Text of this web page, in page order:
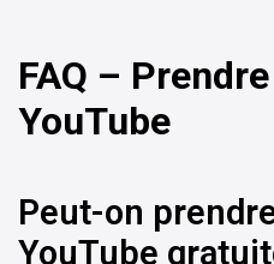
FAQ –
YouTube
Peut-on
YouTube